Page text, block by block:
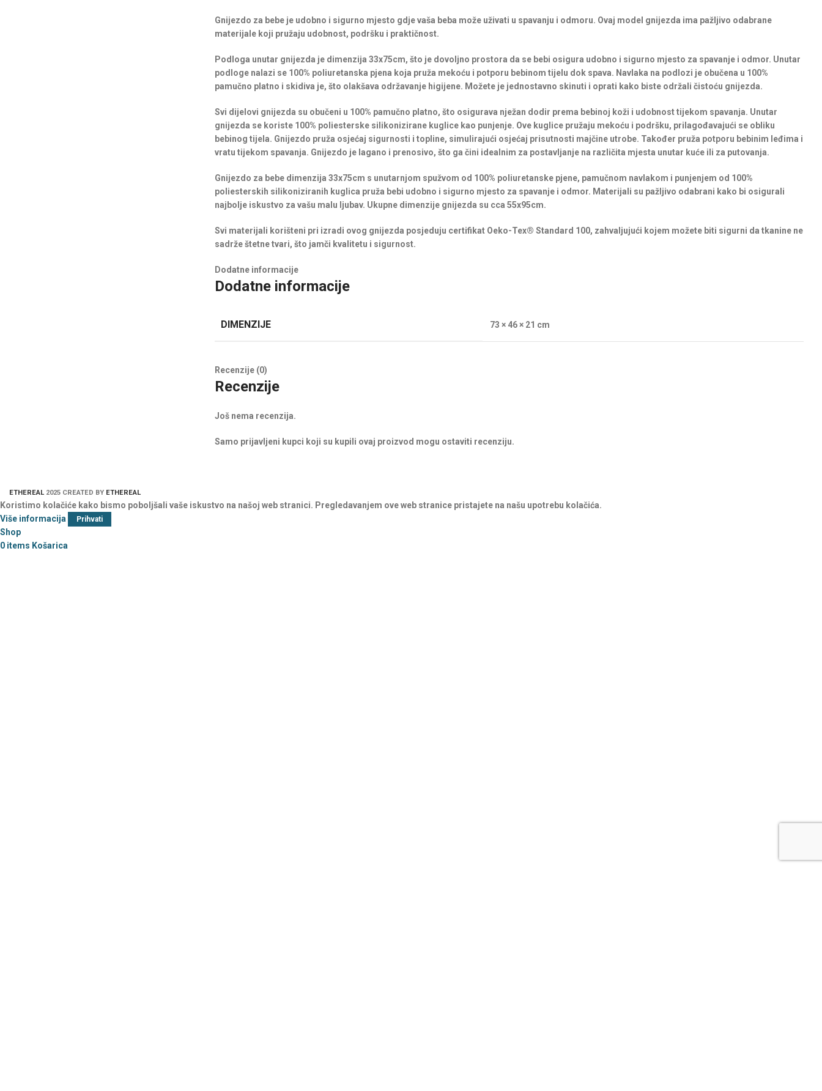
Gnijezdo za bebe je udobno i sigurno mjesto gdje vaša beba može uživati u spavanju i odmoru. Ovaj model gnijezda ima pažljivo odabrane
materijale koji pružaju udobnost, podršku i praktičnost.
Podloga unutar gnijezda je dimenzija 33x75cm, što je dovoljno prostora da se bebi osigura udobno i sigurno mjesto za spavanje i odmor. Unutar
podloge nalazi se 100% poliuretanska pjena koja pruža mekoću i potporu bebinom tijelu dok spava. Navlaka na podlozi je obučena u 100%
pamučno platno i skidiva je, što olakšava održavanje higijene. Možete je jednostavno skinuti i oprati kako biste održali čistoću gnijezda.
Svi dijelovi gnijezda su obučeni u 100% pamučno platno, što osigurava nježan dodir prema bebinoj koži i udobnost tijekom spavanja. Unutar
gnijezda se koriste 100% poliesterske silikonizirane kuglice kao punjenje. Ove kuglice pružaju mekoću i podršku, prilagođavajući se obliku
bebinog tijela. Gnijezdo pruža osjećaj sigurnosti i topline, simulirajući osjećaj prisutnosti majčine utrobe. Također pruža potporu bebinim leđima i
vratu tijekom spavanja. Gnijezdo je lagano i prenosivo, što ga čini idealnim za postavljanje na različita mjesta unutar kuće ili za putovanja.
Gnijezdo za bebe dimenzija 33x75cm s unutarnjom spužvom od 100% poliuretanske pjene, pamučnom navlakom i punjenjem od 100%
poliesterskih silikoniziranih kuglica pruža bebi udobno i sigurno mjesto za spavanje i odmor. Materijali su pažljivo odabrani kako bi osigurali
najbolje iskustvo za vašu malu ljubav. Ukupne dimenzije gnijezda su cca 55x95cm.
Svi materijali korišteni pri izradi ovog gnijezda posjeduju certifikat Oeko-Tex® Standard 100, zahvaljujući kojem možete biti sigurni da tkanine ne
sadrže štetne tvari, što jamči kvalitetu i sigurnost.
Dodatne informacije
Dodatne informacije
DIMENZIJE 73 × 46 × 21 cm
Recenzije (0)
Recenzije
Još nema recenzija.
Samo prijavljeni kupci koji su kupili ovaj proizvod mogu ostaviti recenziju.
ETHEREAL 2025 CREATED BY ETHEREAL
Koristimo kolačiće kako bismo poboljšali vaše iskustvo na našoj web stranici. Pregledavanjem ove web stranice pristajete na našu upotrebu kolačića.
Više informacija
Prihvati
Shop
0 items Košarica